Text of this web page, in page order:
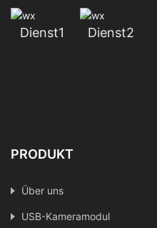
Dienst1 Dienst2
PRODUKT
Über uns
USB-Kameramodul